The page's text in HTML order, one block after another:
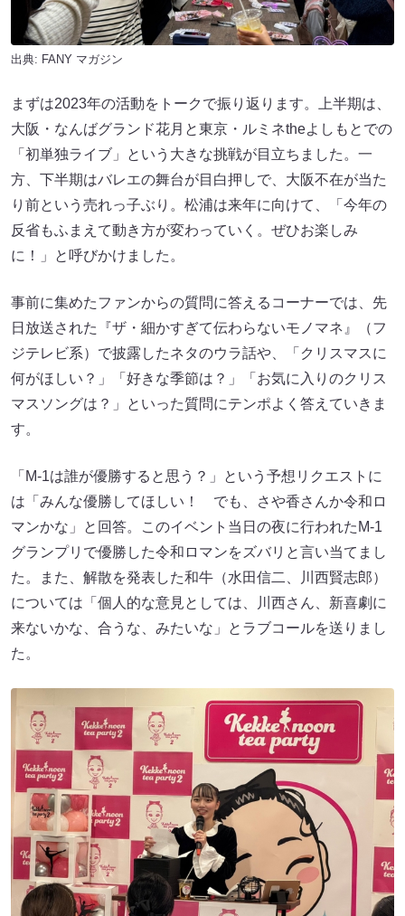
出典: FANY マガジン
まずは2023年の活動をトークで振り返ります。上半期は、
大阪・なんばグランド花月と東京・ルミネtheよしもとでの
「初単独ライブ」という大きな挑戦が目立ちました。一
方、下半期はバレエの舞台が目白押しで、大阪不在が当た
り前という売れっ子ぶり。松浦は来年に向けて、「今年の
反省もふまえて動き方が変わっていく。ぜひお楽しみ
に！」と呼びかけました。
事前に集めたファンからの質問に答えるコーナーでは、先
日放送された『ザ・細かすぎて伝わらないモノマネ』（フ
ジテレビ系）で披露したネタのウラ話や、「クリスマスに
何がほしい？」「好きな季節は？」「お気に入りのクリス
マスソングは？」といった質問にテンポよく答えていきま
す。
「M-1は誰が優勝すると思う？」という予想リクエストに
は「みんな優勝してほしい！ でも、さや香さんか令和ロ
マンかな」と回答。このイベント当日の夜に行われたM-1
グランプリで優勝した令和ロマンをズバリと言い当てまし
た。また、解散を発表した和牛（水田信二、川西賢志郎）
については「個人的な意見としては、川西さん、新喜劇に
来ないかな、合うな、みたいな」とラブコールを送りまし
た。